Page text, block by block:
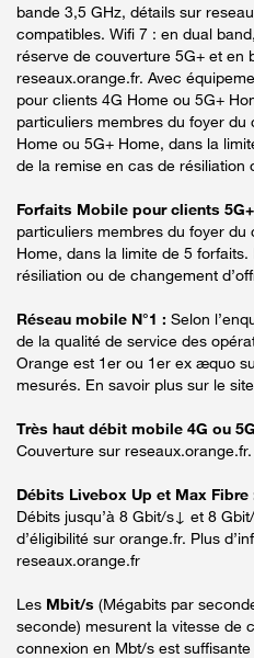
bande 3,5 GHz, détails sur
compatibles. Wifi 7 : en dual
réserve de couverture 5G+ et en
reseaux.orange.fr. Avec
pour clients 4G Home ou 5G+
particuliers membres du foyer
Home ou 5G+ Home, dans la
de la remise en cas de résiliation
Forfaits Mobile pour clients
particuliers membres du foyer
Home, dans la limite de 5
résiliation ou de changement
Réseau mobile N°1 : Selon
de la qualité de service des
Orange est 1er ou 1er ex æquo
mesurés. En savoir plus sur le site
Très haut débit mobile 4G ou
Couverture sur reseaux.orange.fr.
Débits Livebox Up et Max Fibre
Débits jusqu’à 8 Gbit/s↓ et 8
d’éligibilité sur orange.fr. Plus
reseaux.orange.fr
Les Mbit/s (Mégabits par
seconde) mesurent la vitesse de
connexion en Mbt/s est